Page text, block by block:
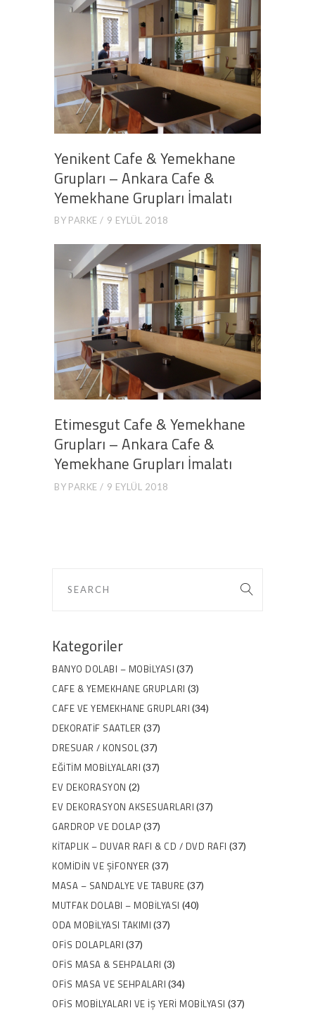
Yenikent Cafe & Yemekhane
Grupları – Ankara Cafe &
Yemekhane Grupları İmalatı
BY PARKE 9 EYLÜL 2018
Etimesgut Cafe & Yemekhane
Grupları – Ankara Cafe &
Yemekhane Grupları İmalatı
BY PARKE 9 EYLÜL 2018
Kategoriler
BANYO DOLABI – MOBILYASI (37)
CAFE & YEMEKHANE GRUPLARI (3)
CAFE VE YEMEKHANE GRUPLARI (34)
DEKORATIF SAATLER (37)
DRESUAR / KONSOL(37)
EĞITIM MOBILYALARI (37)
EV DEKORASYON (2)
EV DEKORASYON AKSESUARLARI (37)
GARDROP VE DOLAP (37)
KITAPLIK – DUVAR RAFI & CD / DVD RAFI (37)
KOMIDIN VE ŞIFONYER (37)
MASA – SANDALYE VE TABURE (37)
MUTFAK DOLABI – MOBILYASI (40)
ODA MOBILYASI TAKIMI (37)
OFIS DOLAPLARI (37)
OFIS MASA & SEHPALARI (3)
OFIS MASA VE SEHPALARI (34)
OFIS MOBILYALARI VE İŞ YERI MOBILYASI (37)